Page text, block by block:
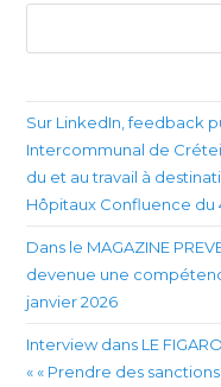
Sur LinkedIn, feedback
Intercommunal de
du et au travail à
Hôpitaux Confluence du
Dans le MAGAZINE
devenue une
janvier 2026
Interview dans LE
« « Prendre des